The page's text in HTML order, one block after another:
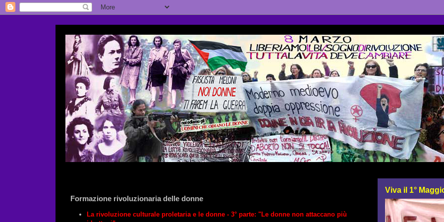
Formazione rivoluzionaria delle donne
La rivoluzione culturale proletaria e le donne - 3° parte: "Le donne non attaccano più
Viva il 1°